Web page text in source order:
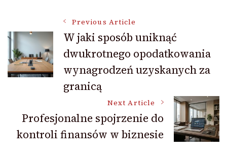
Post
Navigation
Previous Article
W jaki sposób uniknąć
dwukrotnego opodatkowania
wynagrodzeń uzyskanych za
granicą
Next Article
Profesjonalne spojrzenie do
kontroli finansów w biznesie